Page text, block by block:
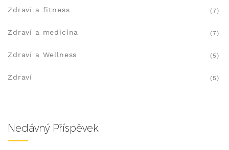
Zdraví a fitness (7)
Zdraví a medicína (7)
Zdraví a Wellness (5)
Zdraví (5)
Nedávný Příspěvek